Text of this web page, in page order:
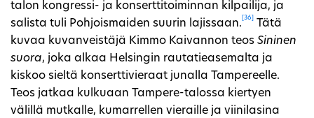
talon kongressi- ja konserttitoiminnan kilpailija, ja
salista tuli Pohjoismaiden suurin lajissaan.
[36]
Tätä
kuvaa kuvanveistäjä Kimmo Kaivannon teos Sininen
suora, joka alkaa Helsingin rautatieasemalta ja
kiskoo sieltä konserttivieraat junalla Tampereelle.
Teos jatkaa kulkuaan Tampere-talossa kiertyen
välillä mutkalle, kumarrellen vieraille ja viinilasina